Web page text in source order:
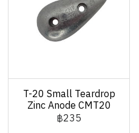
T-20 Small Teardrop
Zinc Anode CMT20
฿235